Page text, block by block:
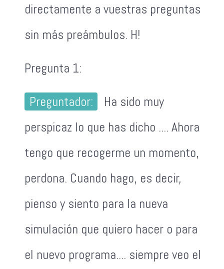
directamente a vuestras preguntas
sin más preámbulos. H!
Pregunta 1:
Preguntador:
Ha sido muy
perspicaz lo que has dicho .... Ahora
tengo que recogerme un momento,
perdona. Cuando hago, es decir,
pienso y siento para la nueva
simulación que quiero hacer o para
el nuevo programa.... siempre veo el